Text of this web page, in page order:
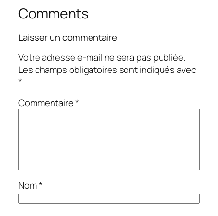
Comments
Laisser un commentaire
Votre adresse e-mail ne sera pas publiée.
Les champs obligatoires sont indiqués avec
*
Commentaire*
Nom*